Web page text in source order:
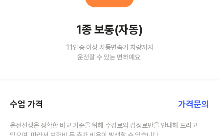
1종 보통(자동)
11인승 이상 자동변속기 차량까지
운전할 수 있는 면허예요.
수업 가격 가격문의
운전선생은 정확한 비교 기준을 위해 수강료와 검정료만을 안내해 드리고